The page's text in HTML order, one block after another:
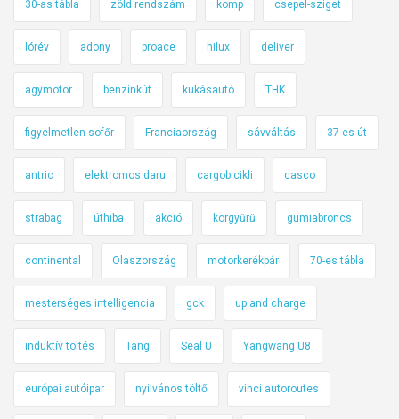
30-as tábla zöld rendszám komp csepel-sziget
lórév adony proace hilux deliver
agymotor benzinkút kukásautó THK
figyelmetlen sofőr Franciaország sávváltás 37-es út
antric elektromos daru cargobicikli casco
strabag úthiba akció körgyűrű gumiabroncs
continental Olaszország motorkerékpár 70-es tábla
mesterséges intelligencia gck up and charge
induktív töltés Tang Seal U Yangwang U8
európai autóipar nyilvános töltő vinci autoroutes